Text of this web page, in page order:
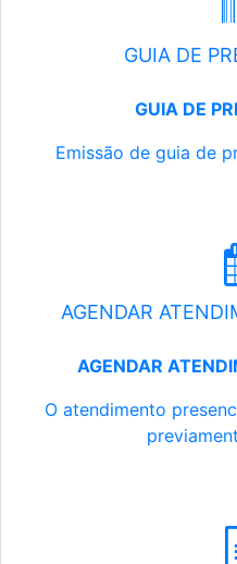
GUIA DE
GUIA DE
Emissão de guia de
AGENDAR
AGENDAR
O atendimento